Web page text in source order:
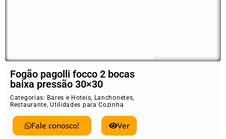
Fogão pagolli focco 2 bocas
baixa pressão 30×30
Categorias: Bares e Hoteis, Lanchonetes,
Restaurante,Utilidades para Cozinha
Fale conosco! Ver